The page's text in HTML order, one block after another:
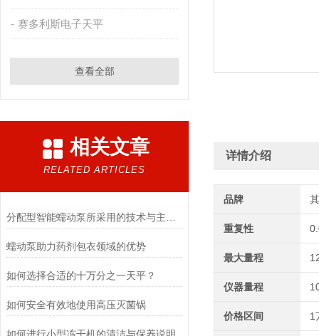
赛多利斯电子天平
查看全部
相关文章
RELATED ARTICLES
蠕动泵助力药剂包衣领域的优势
如何选择合适的十万分之一天平？
如何安全有效地使用高压灭菌锅
详情介绍
品牌
重复性
最大量程
仪器量程
价格区间 1